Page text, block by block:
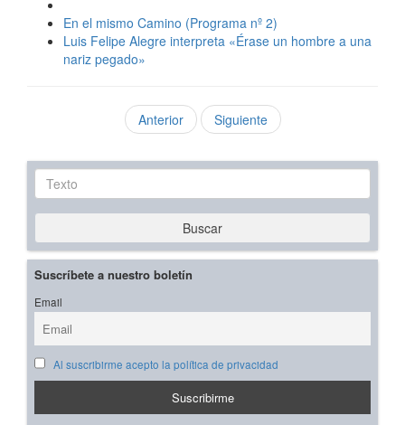
En el mismo Camino (Programa nº 2)
Luis Felipe Alegre interpreta «Érase un hombre a una
nariz pegado»
Anterior Siguiente
Texto
Buscar
Suscríbete a nuestro boletín
Email
Al suscribirme acepto la política de privacidad